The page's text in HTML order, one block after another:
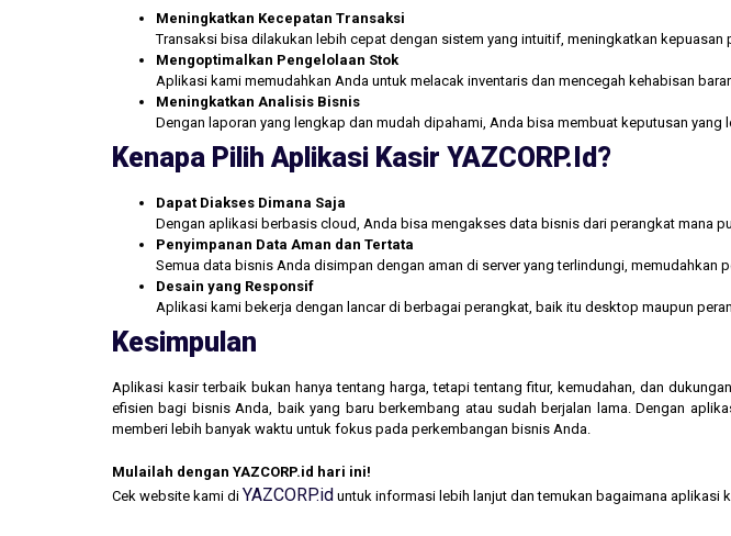
Meningkatkan Kecepatan Transaksi
Transaksi bisa dilakukan lebih cepat dengan sistem yang intuitif, meningkatkan kepuasan
Mengoptimalkan Pengelolaan Stok
Aplikasi kami memudahkan Anda untuk melacak inventaris dan mencegah kehabisan
Meningkatkan Analisis Bisnis
Dengan laporan yang lengkap dan mudah dipahami, Anda bisa membuat keputusan
Kenapa Pilih Aplikasi Kasir YAZCORP.id?
Dapat Diakses Dimana Saja
Dengan aplikasi berbasis cloud, Anda bisa mengakses data bisnis dari perangkat mana
Penyimpanan Data Aman dan Tertata
Semua data bisnis Anda disimpan dengan aman di server yang terlindungi, memudahkan
Desain yang Responsif
Aplikasi kami bekerja dengan lancar di berbagai perangkat, baik itu desktop maupun
Kesimpulan
Aplikasi kasir terbaik bukan hanya tentang harga, tetapi tentang fitur, kemudahan, dan
efisien bagi bisnis Anda, baik yang baru berkembang atau sudah berjalan lama. Dengan
memberi lebih banyak waktu untuk fokus pada perkembangan bisnis Anda.
Mulailah dengan YAZCORP.id hari ini!
Cek website kami di YAZCORP.id untuk informasi lebih lanjut dan temukan bagaimana